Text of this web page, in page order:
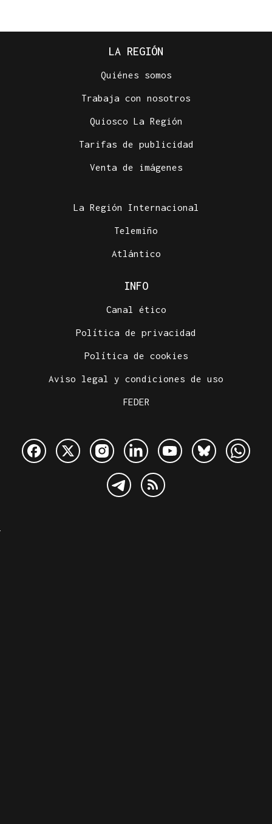
LA REGIÓN
Quiénes somos
Trabaja con nosotros
Quiosco La Región
Tarifas de publicidad
Venta de imágenes
La Región Internacional
Telemiño
Atlántico
INFO
Canal ético
Política de privacidad
Política de cookies
Aviso legal y condiciones de uso
FEDER